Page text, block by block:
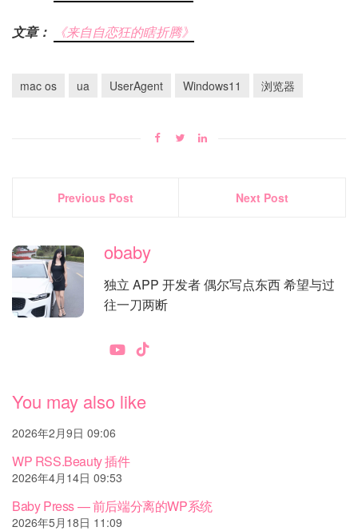
文章： 《来自自恋狂的瞎折腾》
mac os ua UserAgent Windows11 浏览器
Previous Post Next Post
obaby
独立 APP 开发者 偶尔写点东西 希望与过
往一刀两断
You may also like
2026年2月9日 09:06
WP RSS.Beauty 插件
2026年4月14日 09:53
Baby Press — 前后端分离的WP系统
2026年5月18日 11:09